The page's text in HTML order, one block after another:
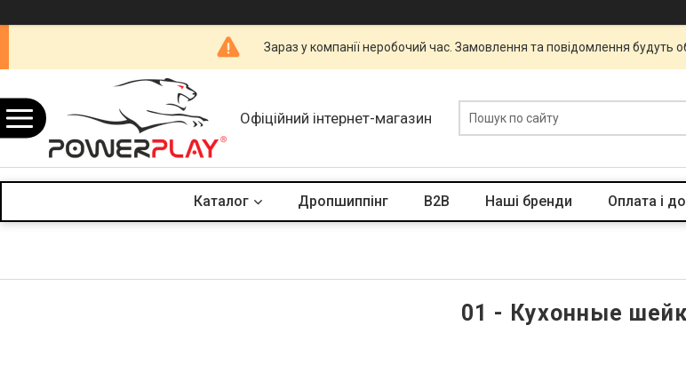
Зараз у компанії неробочий час. Замовлення та повідомлення будуть
Офіційний інтернет-магазин
Каталог Дропшиппінг B2B Наші бренди Оплата і
01 - Кухонные